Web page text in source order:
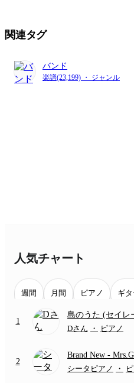
関連タグ
バンド
楽譜(23,199) ・ ジャンル
人気チャート
週間 月間 ピアノ ギタ
1
島のうた (セイレ
(難易度:★★★★☆/
Dさん ・ ピアノ
2
Brand New -
シータピアノ
・